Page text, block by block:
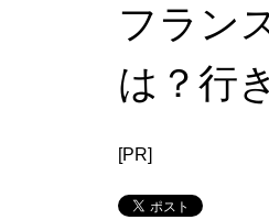
フラン
は？行
[PR]